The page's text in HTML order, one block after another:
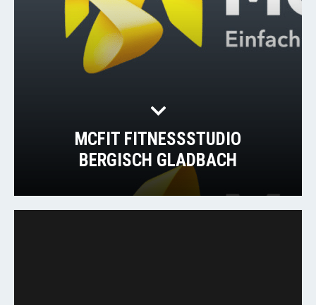
MCFIT FITNESSSTUDIO
BERGISCH GLADBACH